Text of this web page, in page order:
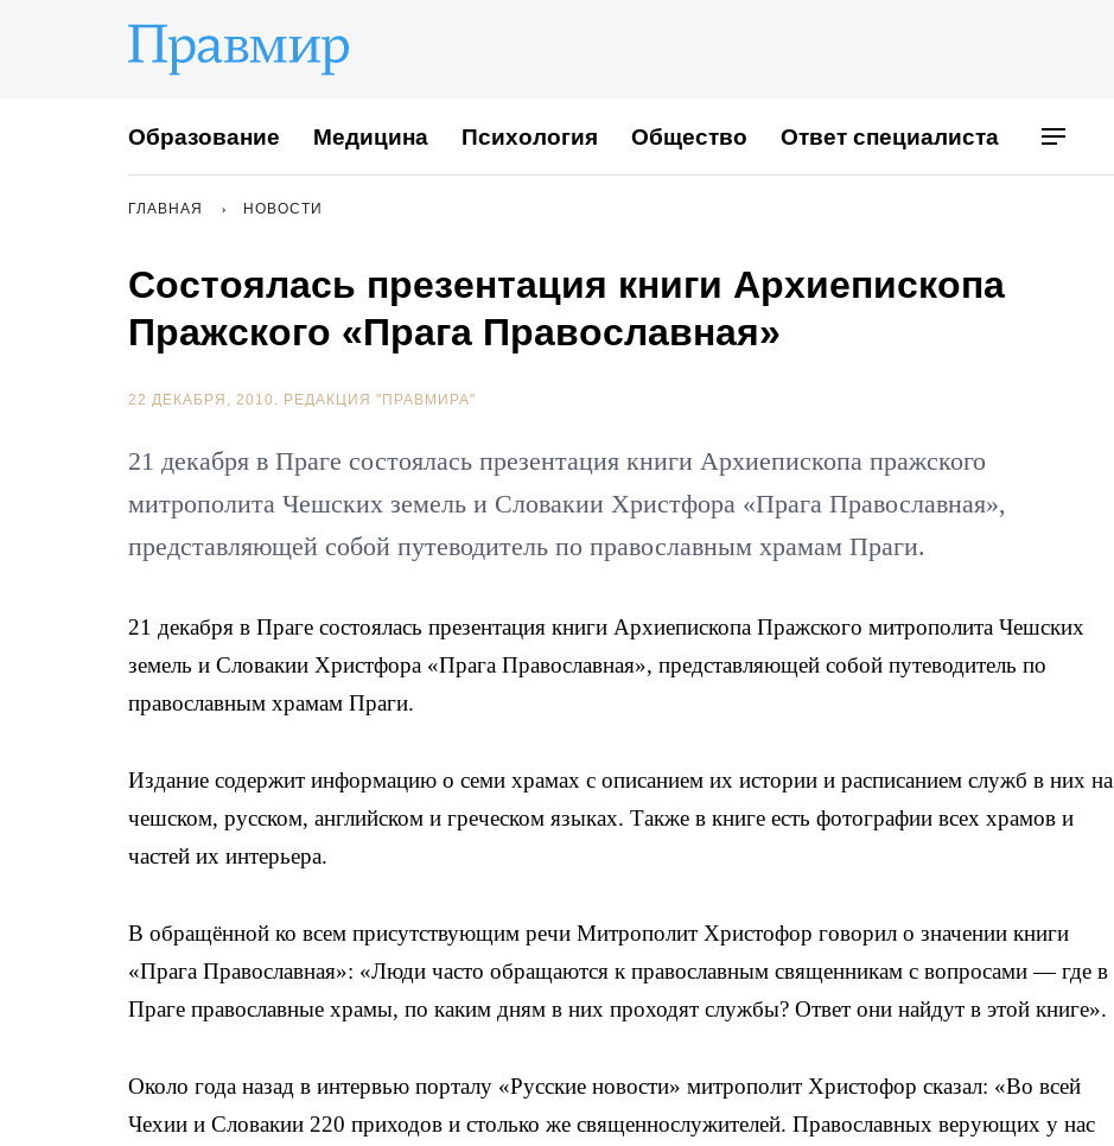
Образование Медицина Психология Общество Ответ специалиста
ГЛАВНАЯ НОВОСТИ
Состоялась презентация книги Архиепископа
Пражского «Прага Православная»
22 ДЕКАБРЯ, 2010. РЕДАКЦИЯ "ПРАВМИРА"
21 декабря в Праге состоялась презентация книги Архиепископа пражского
митрополита Чешских земель и Словакии Христфора «Прага Православная»,
представляющей собой путеводитель по православным храмам Праги.
21 декабря в Праге состоялась презентация книги Архиепископа Пражского митрополита Чешских
земель и Словакии Христфора «Прага Православная», представляющей собой путеводитель по
православным храмам Праги.
Издание содержит информацию о семи храмах с описанием их истории и расписанием служб в них на
чешском, русском, английском и греческом языках. Также в книге есть фотографии всех храмов и
частей их интерьера.
В обращённой ко всем присутствующим речи Митрополит Христофор говорил о значении книги
«Прага Православная»: «Люди часто обращаются к православным священникам с вопросами — где в
Праге православные храмы, по каким дням в них проходят службы? Ответ они найдут в этой книге».
Около года назад в интервью порталу «Русские новости» митрополит Христофор сказал: «Во всей
Чехии и Словакии 220 приходов и столько же священнослужителей. Православных верующих у нас